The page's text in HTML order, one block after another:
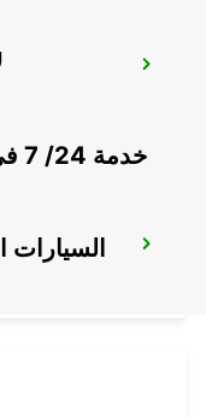
خدمة 24/ 7 في معظم المطارات الرئيسية